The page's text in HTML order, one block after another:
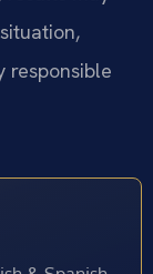
responsible